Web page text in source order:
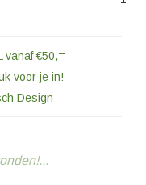
vanaf €50,=
voor je in!
Design